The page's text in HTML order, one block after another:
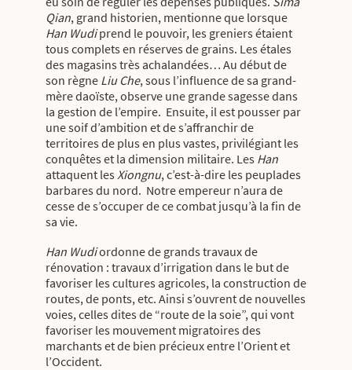
Qian, grand historien, mentionne que lorsque
Han Wudiprend le pouvoir, les greniers étaient
tous complets en réserves de grains. Les étales
des magasins très achalandées… Au début de
son règne Liu Che, sous l’influence de sa grand-
mère daoïste, observe une grande sagesse dans
la gestion de l’empire. Ensuite, il est pousser par
une soif d’ambition et de s’affranchir de
territoires de plus en plus vastes, privilégiant les
conquêtes et la dimension militaire. Les Han
attaquent les Xiongnu, c’est-à-dire les peuplades
barbares du nord. Notre empereur n’aura de
cesse de s’occuper de ce combat jusqu’à la fin de
sa vie.
Han Wudiordonne de grands travaux de
rénovation : travaux d’irrigation dans le but de
favoriser les cultures agricoles, la construction de
routes, de ponts, etc. Ainsi s’ouvrent de nouvelles
voies, celles dites de “route de la soie”, qui vont
favoriser les mouvement migratoires des
marchants et de bien précieux entre l’Orient et
l’Occident.